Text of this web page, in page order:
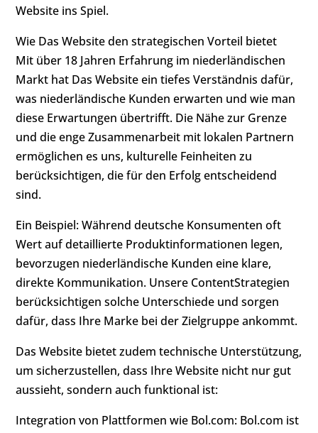
Website ins Spiel.
Wie Das Website den strategischen Vorteil bietet
Mit über 18 Jahren Erfahrung im niederländischen
Markt hat Das Website ein tiefes Verständnis dafür,
was niederländische Kunden erwarten und wie man
diese Erwartungen übertrifft. Die Nähe zur Grenze
und die enge Zusammenarbeit mit lokalen Partnern
ermöglichen es uns, kulturelle Feinheiten zu
berücksichtigen, die für den Erfolg entscheidend
sind.
Ein Beispiel: Während deutsche Konsumenten oft
Wert auf detaillierte Produktinformationen legen,
bevorzugen niederländische Kunden eine klare,
direkte Kommunikation. Unsere ContentStrategien
berücksichtigen solche Unterschiede und sorgen
dafür, dass Ihre Marke bei der Zielgruppe ankommt.
Das Website bietet zudem technische Unterstützung,
um sicherzustellen, dass Ihre Website nicht nur gut
aussieht, sondern auch funktional ist:
Integration von Plattformen wie Bol.com: Bol.com ist